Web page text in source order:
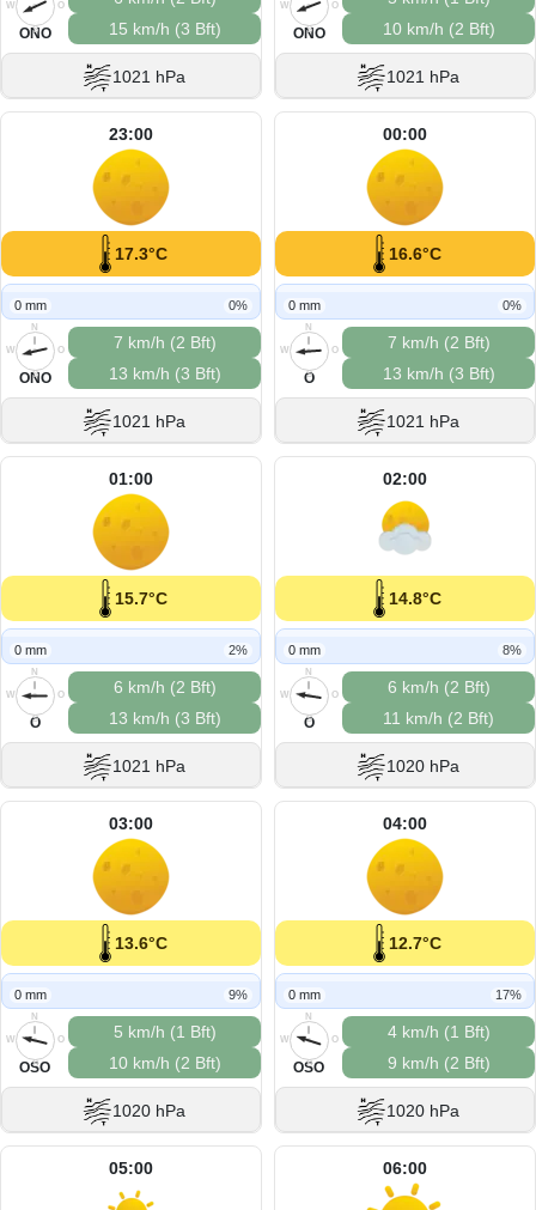
O
S
W
ONO
15 km/h (3 Bft)
1021 hPa
O
S
W
ONO
10 km/h (2 Bft)
1021 hPa
23:00
17.3°C
0 mm 0%
N
O
S
W
ONO
7 km/h (2 Bft)
13 km/h (3 Bft)
1021 hPa
00:00
16.6°C
0 mm 0%
N
O
S
W
O
7 km/h (2 Bft)
13 km/h (3 Bft)
1021 hPa
01:00
15.7°C
0 mm 2%
N
O
S
W
O
6 km/h (2 Bft)
13 km/h (3 Bft)
1021 hPa
02:00
14.8°C
0 mm 8%
N
O
S
W
O
6 km/h (2 Bft)
11 km/h (2 Bft)
1020 hPa
03:00
13.6°C
0 mm 9%
N
O
S
W
OSO
5 km/h (1 Bft)
10 km/h (2 Bft)
1020 hPa
04:00
12.7°C
0 mm 17%
N
O
S
W
OSO
4 km/h (1 Bft)
9 km/h (2 Bft)
1020 hPa
05:00 06:00